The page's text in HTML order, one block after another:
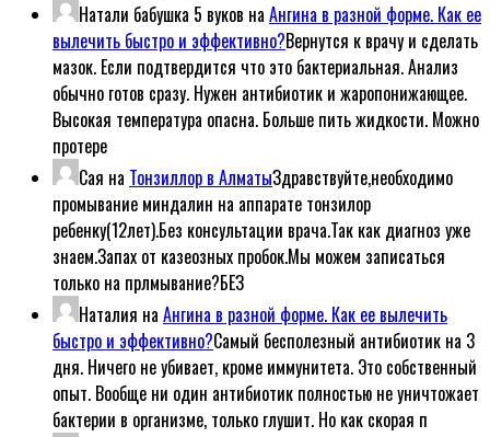
Натали бабушка 5 вуков на Ангина в разной форме. Как ее
вылечить быстро и эффективно?Вернутся к врачу и сделать
мазок. Если подтвердится что это бактериальная. Анализ
обычно готов сразу. Нужен антибиотик и жаропонижающее.
Высокая температура опасна. Больше пить жидкости. Можно
протере
Сая на Тонзиллор в АлматыЗдравствуйте,необходимо
промывание миндалин на аппарате тонзилор
ребенку(12лет).Без консультации врача.Так как диагноз уже
знаем.Запах от казеозных пробок.Мы можем записаться
только на прлмывание?БЕЗ
Наталия на Ангина в разной форме. Как ее вылечить
быстро и эффективно?Самый бесполезный антибиотик на 3
дня. Ничего не убивает, кроме иммунитета. Это собственный
опыт. Вообще ни один антибиотик полностью не уничтожает
бактерии в организме, только глушит. Но как скорая п